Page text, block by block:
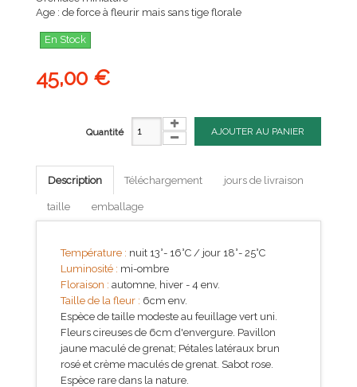
Age : de force à fleurir mais sans tige florale
En Stock
45,00 €
AJOUTER AU PANIER
Quantité
Description Téléchargement jours de livraison
taille emballage
Température : nuit 13°- 16°C / jour 18°- 25°C
Luminosité : mi-ombre
Floraison : automne, hiver - 4 env.
Taille de la fleur : 6cm env.
Espèce de taille modeste au feuillage vert uni.
Fleurs cireuses de 6cm d'envergure. Pavillon
jaune maculé de grenat; Pétales latéraux brun
rosé et crème maculés de grenat. Sabot rose.
Espèce rare dans la nature.